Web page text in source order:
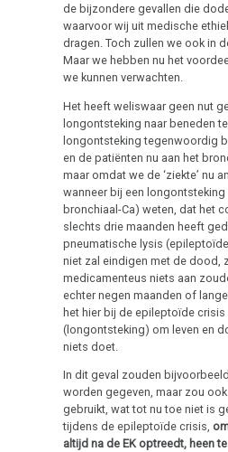
Immuunsysteem
Microben
Metastasen
Tumormarker
constructie
de bijzondere gevallen die
waarvoor wij uit medische
dragen. Toch zullen we ook in
Maar we hebben nu het
we kunnen verwachten.
Het heeft weliswaar geen nut
longontsteking naar beneden
longontsteking tegenwoordig
en de patiënten nu aan het
maar omdat we de ‘ziekte’ nu
wanneer bij een
bronchiaal-Ca) weten, dat het
slechts drie maanden heeft
pneumatische lysis
niet zal eindigen met de dood,
medicamenteus niets aan
echter negen maanden of
het hier bij de epileptoïde
(longontsteking) om leven en
niets doet.
In dit geval zouden
worden gegeven, maar zou
gebruikt, wat tot nu toe niet is
tijdens de epileptoïde crisis,
altijd na de EK optreedt, heen